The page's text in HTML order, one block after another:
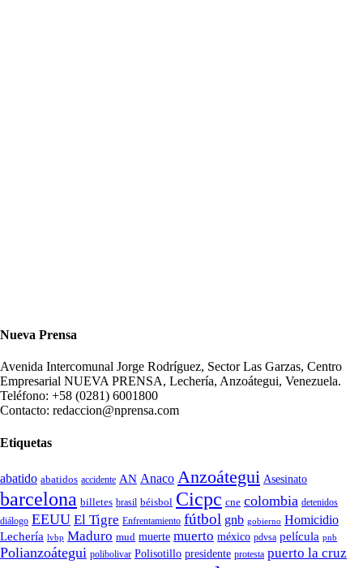
Nueva Prensa
Avenida Intercomunal Jorge Rodríguez, Sector Las Garzas, Centro
Empresarial NUEVA PRENSA, Lechería, Anzoátegui, Venezuela.
Teléfono: +58 (0281) 6001800
Contacto: redaccion@nprensa.com
Etiquetas
abatido abatidos accidente AN Anaco Anzoátegui Asesinato
barcelona billetes brasil béisbol Cicpc cne colombia detenidos
diálogo EEUU El Tigre Enfrentamiento fútbol gnb gobierno Homicidio
Lechería lvbp Maduro mud muerte muerto méxico pdvsa película pnb
Polianzoátegui polibolivar Polisotillo presidente protesta puerto la cruz